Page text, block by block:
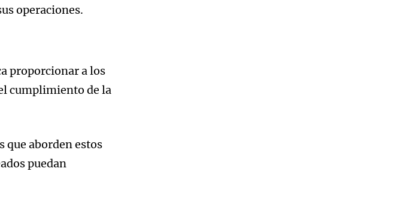
operaciones.
proporcionar a los
cumplimiento de la
que aborden estos
puedan